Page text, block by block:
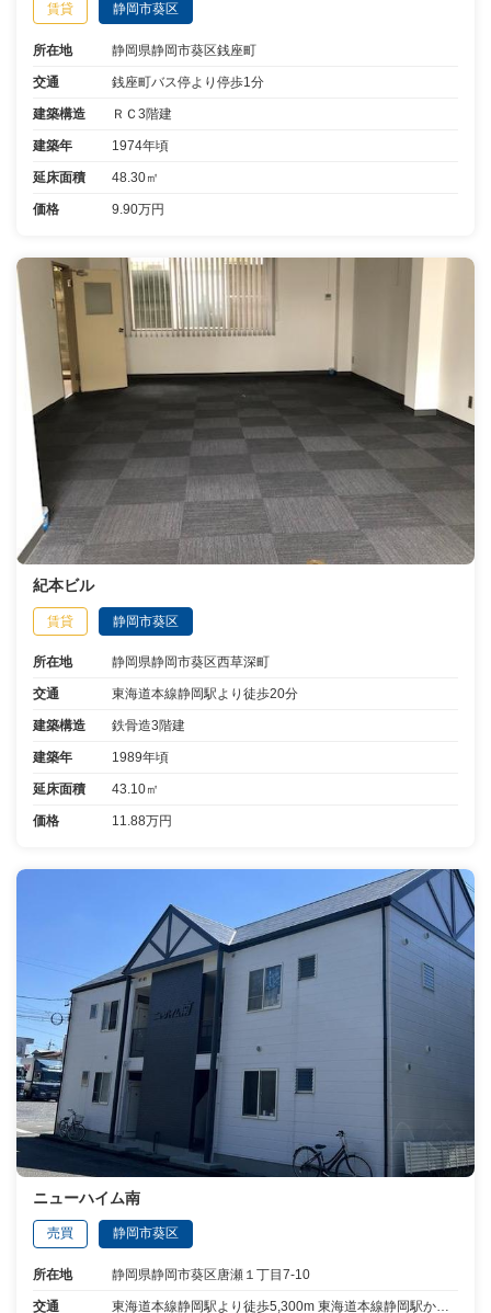
賃貸 静岡市葵区
所在地 静岡県静岡市葵区銭座町
交通 銭座町バス停より停歩1分
建築構造 ＲＣ3階建
建築年 1974年頃
延床面積 48.30㎡
価格 9.90万円
紀本ビル
賃貸 静岡市葵区
所在地 静岡県静岡市葵区西草深町
交通 東海道本線静岡駅より徒歩20分
建築構造 鉄骨造3階建
建築年 1989年頃
延床面積 43.10㎡
価格 11.88万円
ニューハイム南
売買 静岡市葵区
所在地 静岡県静岡市葵区唐瀬１丁目7-10
交通